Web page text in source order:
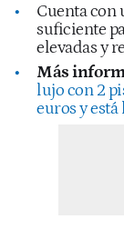
Cuenta con
suficiente
elevadas y
Más
lujo con 2
euros y